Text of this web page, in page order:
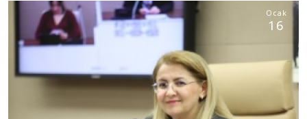
Ocak
16